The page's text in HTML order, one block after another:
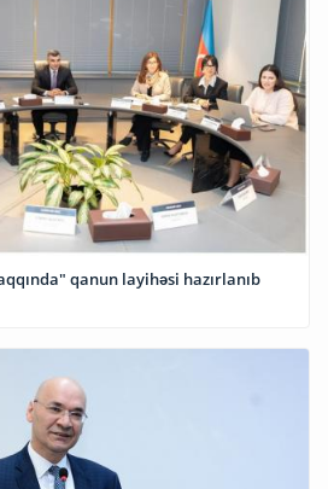
qanun layihəsi hazırlanıb